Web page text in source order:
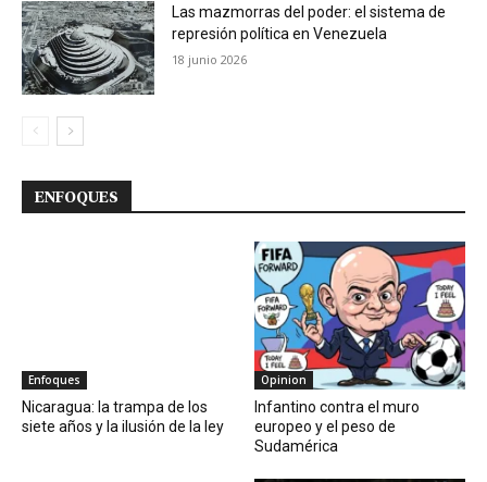
Las mazmorras del poder: el sistema de
represión política en Venezuela
18 junio 2026
ENFOQUES
Enfoques
Nicaragua: la trampa de los
siete años y la ilusión de la ley
Opinion
Infantino contra el muro
europeo y el peso de
Sudamérica